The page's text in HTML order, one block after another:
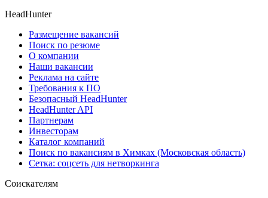
HeadHunter
Размещение вакансий
Поиск по резюме
О компании
Наши вакансии
Реклама на сайте
Требования к ПО
Безопасный HeadHunter
HeadHunter API
Партнерам
Инвесторам
Каталог компаний
Поиск по вакансиям в Химках (Московская область)
Сетка: соцсеть для нетворкинга
Соискателям